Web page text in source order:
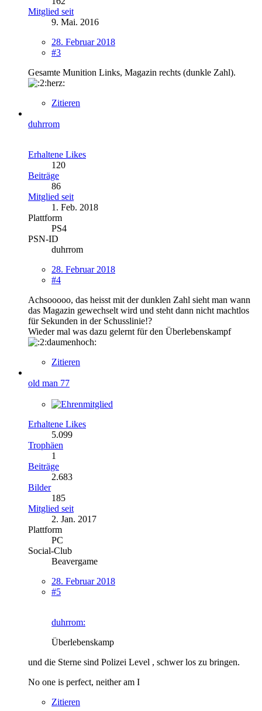
Mitglied seit
9. Mai. 2016
28. Februar 2018
#3
Gesamte Munition Links, Magazin rechts (dunkle Zahl).
Zitieren
duhrrom
Erhaltene Likes
120
Beiträge
86
Mitglied seit
1. Feb. 2018
Plattform
PS4
PSN-ID
duhrrom
28. Februar 2018
#4
Achsooooo, das heisst mit der dunklen Zahl sieht man wann
das Magazin gewechselt wird und steht dann nicht machtlos
für Sekunden in der Schusslinie!?
Wieder mal was dazu gelernt für den Überlebenskampf
Zitieren
old man 77
Erhaltene Likes
5.099
Trophäen
1
Beiträge
2.683
Bilder
185
Mitglied seit
2. Jan. 2017
Plattform
PC
Social-Club
Beavergame
28. Februar 2018
#5
duhrrom:
Überlebenskamp
und die Sterne sind Polizei Level , schwer los zu bringen.
No one is perfect, neither am I
Zitieren